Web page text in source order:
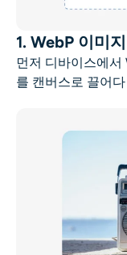
1. WebP 이미
먼저 디바이스에서
를 캔버스로 끌어